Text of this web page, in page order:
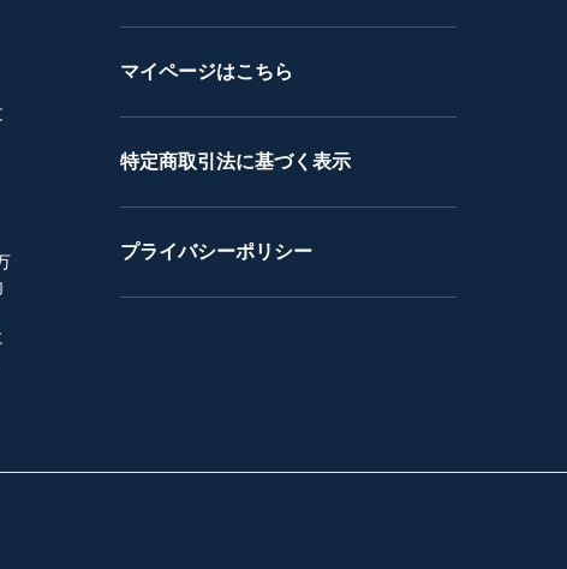
マイページはこちら
特定商取引法に基づく表示
プライバシーポリシー